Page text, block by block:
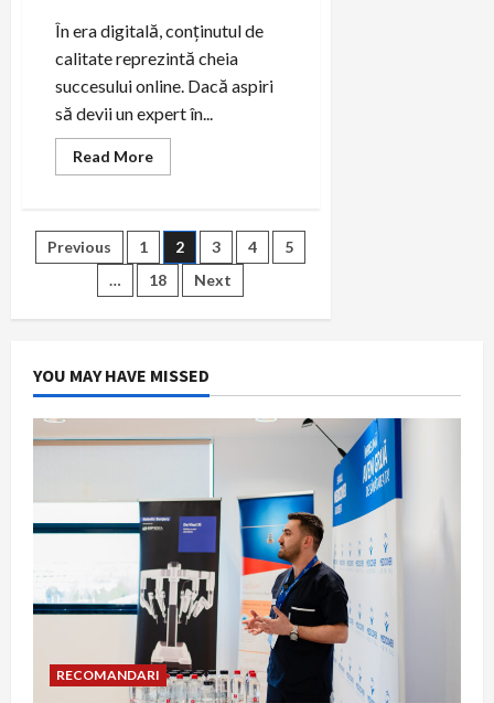
În era digitală, conținutul de
calitate reprezintă cheia
succesului online. Dacă aspiri
să devii un expert în...
Read MoreRead
more
Transformă-
Conținutul
cu
ChatGPT
Paginație
articole
Previous 1 2 3 4
5
…
18 Next
YOU MAY HAVE MISSED
RECOMANDARI